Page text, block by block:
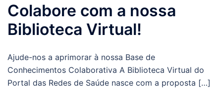
Colabore com a nossa
Biblioteca Virtual!
Ajude-nos a aprimorar à nossa Base de
Conhecimentos Colaborativa A Biblioteca Virtual do
Portal das Redes de Saúde nasce com a proposta […]